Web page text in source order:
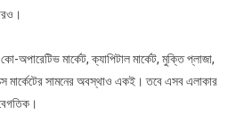
অপারেটিভ মার্কেট, ক্যাপিটাল মার্কেট, মুক্তি প্লাজা,
মার্কেটের সামনের অবস্থাও একই। তবে এসব এলাকার